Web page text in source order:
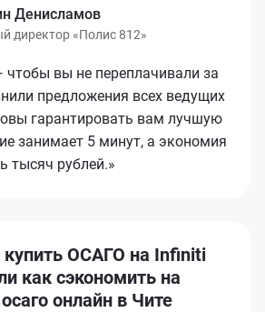
Денисламов
директор «Полис 812»
вы не переплачивали за
предложения всех ведущих
гарантировать вам лучшую
занимает 5 минут, а экономия
тысяч рублей.»
ОСАГО на Infiniti
как сэкономить на
онлайн в Чите